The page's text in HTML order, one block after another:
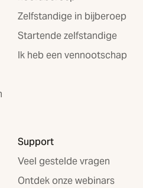
Zelfstandige in bijberoep
Startende zelfstandige
Ik heb een vennootschap
Support
Veel gestelde vragen
Ontdek onze webinars